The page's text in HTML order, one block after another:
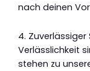
nach deinen
4. Zuverlässiger
Verlässlichkeit
stehen zu